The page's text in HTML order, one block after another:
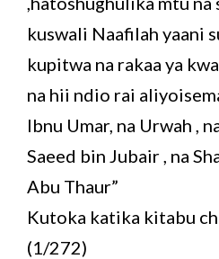
kuswali Naafilah yaani
kupitwa na rakaa ya
na hii ndio rai
Ibnu Umar, na Urwah ,
Saeed bin Jubair , na
Abu Thaur”
Kutoka katika kitabu
(1/272)